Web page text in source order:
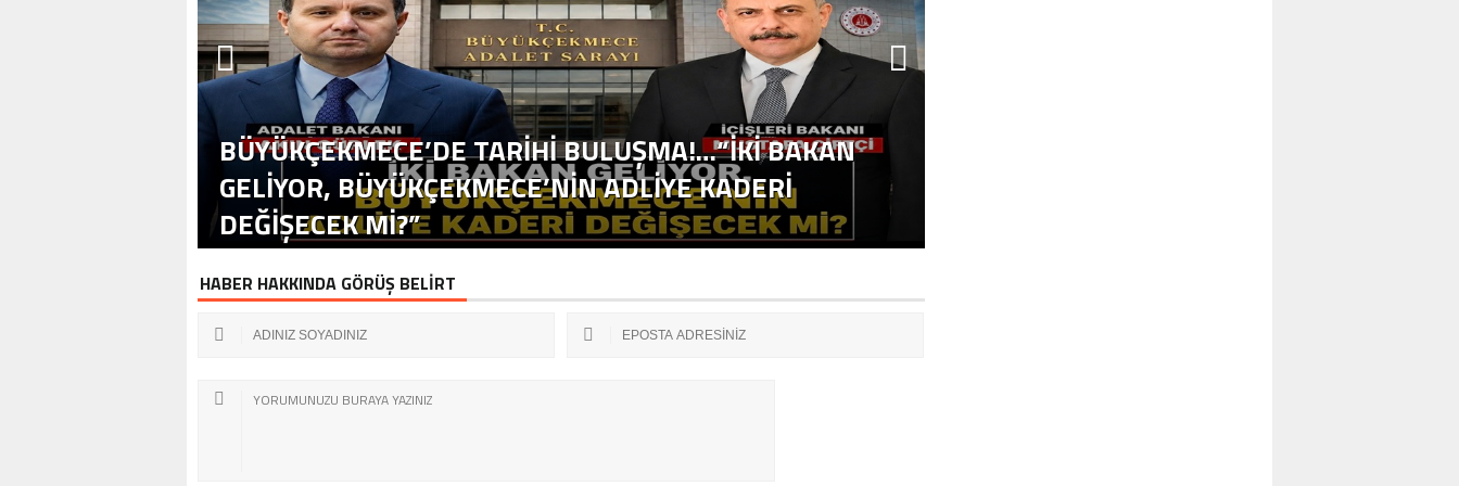
BÜYÜKÇEKMECE’DE TARİHİ BULUŞMA!…“İKİ BAKAN
GELİYOR, BÜYÜKÇEKMECE’NİN ADLİYE KADERİ
DEĞİŞECEK Mİ?”
HABER HAKKINDA GÖRÜŞ BELİRT